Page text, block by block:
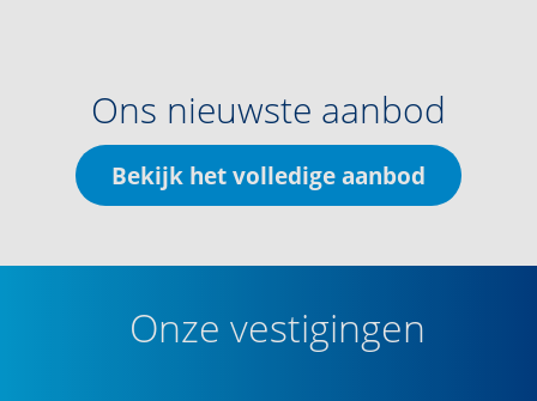
Ons nieuwste aanbod
Bekijk het volledige aanbod
Onze vestigingen